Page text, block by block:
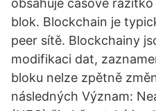
obsahuje časové
blok. Blockchain je
peer sítě. Blockchainy
modifikaci dat,
bloku nelze zpětně
následných Význam: